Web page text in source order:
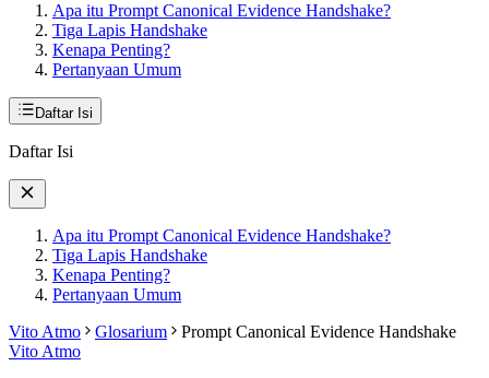
Apa itu Prompt Canonical Evidence Handshake?
Tiga Lapis Handshake
Kenapa Penting?
Pertanyaan Umum
Daftar Isi
Daftar Isi
Apa itu Prompt Canonical Evidence Handshake?
Tiga Lapis Handshake
Kenapa Penting?
Pertanyaan Umum
Vito Atmo
Glosarium
Prompt Canonical Evidence Handshake
Vito Atmo